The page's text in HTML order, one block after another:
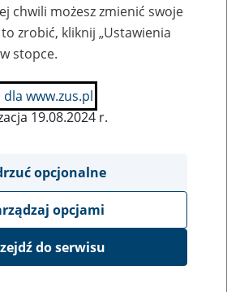
pozycje bazy
PROJECR VALUES Spółka z o.o. ,
chwili możesz zmienić swoje
zrobić, kliknij „Ustawienia
stopce.
www.zus.pl
19.08.2024 r.
opcjonalne
opcjami
do serwisu